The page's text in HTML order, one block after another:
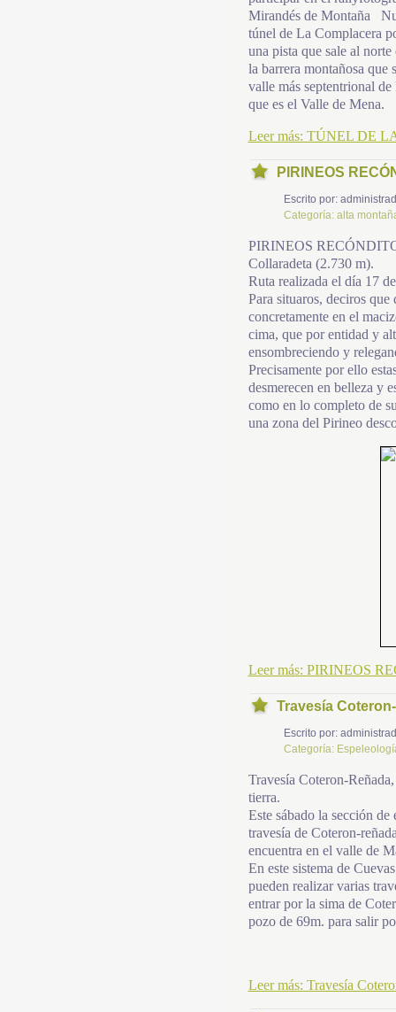
Mirandés de Montaña
túnel de La Complacera
una pista que sale al
la barrera montañosa que
valle más septentrional
que es el Valle de Mena.
Leer más: TÚNEL DE
PIRINEOS
Escrito por:
Categoría: alta
PIRINEOS
Collaradeta (2.730 m).
Ruta realizada el día 17
Para situaros, deciros
concretamente en el
cima, que por entidad y
ensombreciendo y
Precisamente por ello
desmerecen en belleza y
como en lo completo de
una zona del Pirineo
Leer más: PIRINEOS
Travesía
Escrito por:
Categoría:
Travesía Coteron-
tierra.
Este sábado la sección
travesía de Coteron-
encuentra en el valle de
En este sistema de
pueden realizar varias
entrar por la sima de
pozo de 69m. para salir
Leer más: Travesía